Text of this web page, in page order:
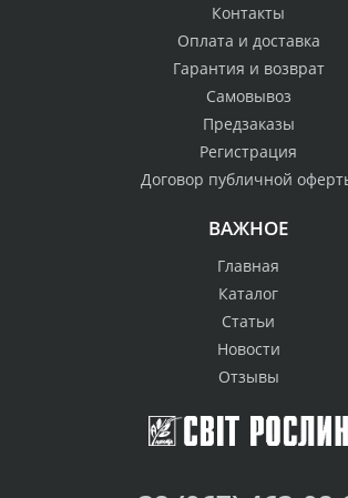
Контакты
Оплата и доставка
Гарантия и возврат
Самовывоз
Предзаказы
Регистрация
Договор публичной
ВАЖНОЕ
Главная
Каталог
Статьи
Новости
Отзывы